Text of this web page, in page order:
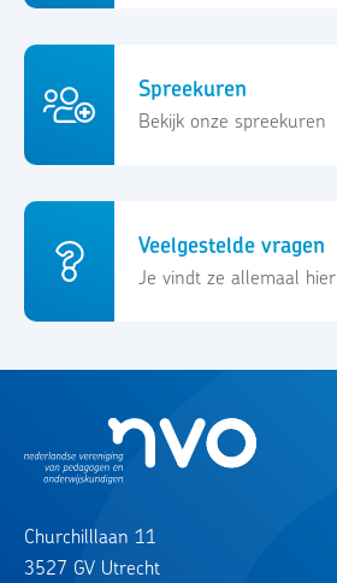
Spreekuren
Bekijk onze spreekuren
Veelgestelde vragen
Je vindt ze allemaal hier
Churchilllaan 11
3527 GV Utrecht